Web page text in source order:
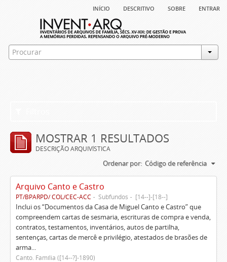
início descritivo sobre entrar
MOSTRAR 1 RESULTADOS
DESCRIÇÃO ARQUIVÍSTICA
Ordenar por: Código de referência
Arquivo Canto e Castro
PT/BPARPD/ COL/CEC-ACC Subfundos [14--]-[18--]
Inclui os “Documentos da Casa de Miguel Canto e Castro” que
compreendem cartas de sesmaria, escrituras de compra e venda,
contratos, testamentos, inventários, autos de partilha,
sentenças, cartas de mercê e privilégio, atestados de brasões de
arma...
Canto. Família ([14--?]-1890)